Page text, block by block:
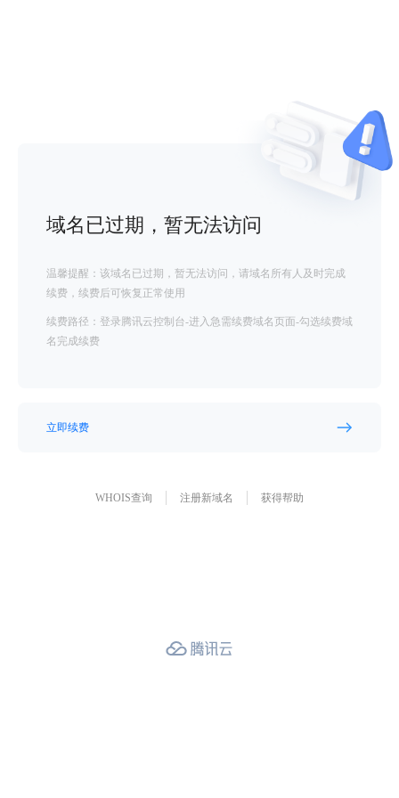
域名已过期，暂无法访问
温馨提醒：该域名已过期，暂无法访问，请域名所有人及时完成
续费，续费后可恢复正常使用
续费路径：登录腾讯云控制台-进入急需续费域名页面-勾选续费域
名完成续费
立即续费
WHOIS查询 注册新域名 获得帮助